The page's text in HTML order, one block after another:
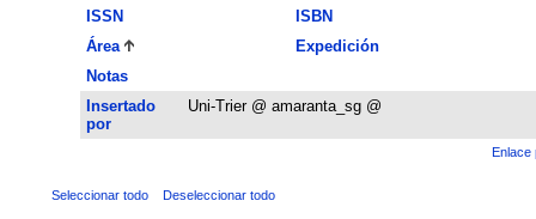
ISSN
ISBN
Área
Expedición
Notas
Insertado
por
Uni-Trier @ amaranta_sg @
Enlace
Seleccionar todo Deseleccionar todo